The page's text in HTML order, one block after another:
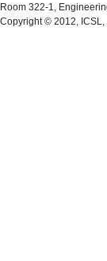
Room 322-1,
Copyright © 2012, ICSL,